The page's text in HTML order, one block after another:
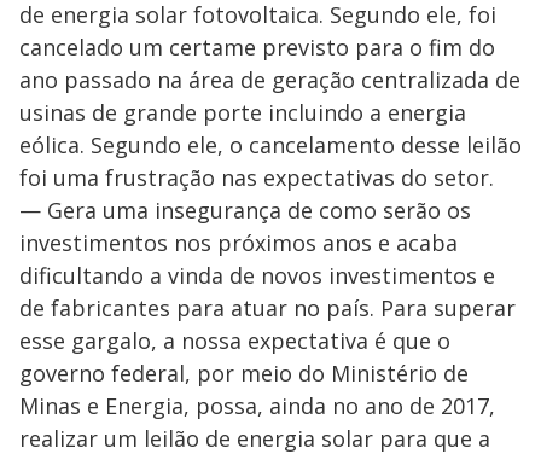
de energia solar fotovoltaica. Segundo ele, foi
cancelado um certame previsto para o fim do
ano passado na área de geração centralizada de
usinas de grande porte incluindo a energia
eólica. Segundo ele, o cancelamento desse leilão
foi uma frustração nas expectativas do setor.
— Gera uma insegurança de como serão os
investimentos nos próximos anos e acaba
dificultando a vinda de novos investimentos e
de fabricantes para atuar no país. Para superar
esse gargalo, a nossa expectativa é que o
governo federal, por meio do Ministério de
Minas e Energia, possa, ainda no ano de 2017,
realizar um leilão de energia solar para que a